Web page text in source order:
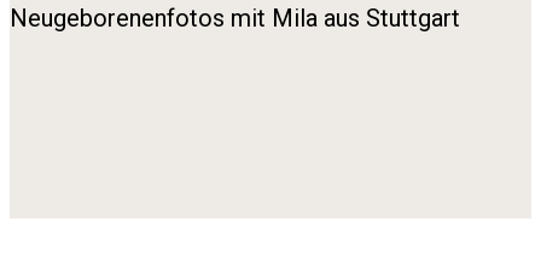
Neugeborenenfotos mit Mila aus Stuttgart